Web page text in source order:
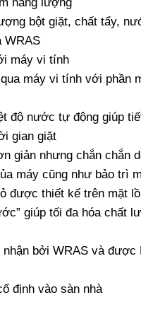
bột giặt, chất tẩy,
WRAS
máy vi tính
máy vi tính với phần
độ nước tự động giúp
gian giặt
giản nhưng chắn chắn
máy cũng như bảo trì
được thiết kế trên mặt
giúp tối đa hóa chất
nhận bởi WRAS và được
định vào sàn nhà